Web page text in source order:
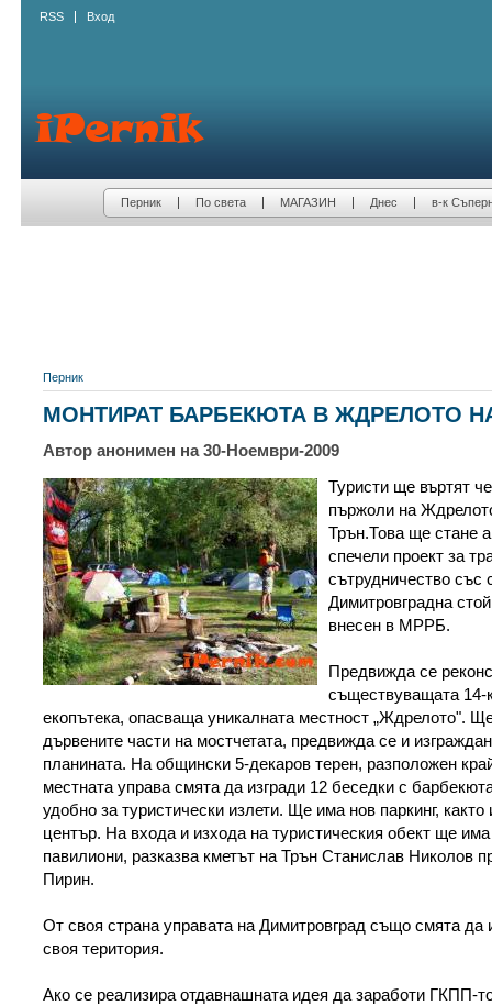
RSS Вход
Перник По света МАГАЗИН Днес в-к
Перник
МОНТИРАТ БАРБЕКЮТА В ЖДРЕЛОТО
Автор анонимен на 30-Ноември-2009
Туристи ще въртят
пържоли на
Трън.Това ще стане
спечели проект за
сътрудничество със
Димитровградна
внесен в МРРБ.
Предвижда се
съществуващата 14-
екопътека, опасваща уникалната местност „Ждрелото".
дървените части на мостчетата, предвижда се и
планината. На общински 5-декаров терен, разположен
местната управа смята да изгради 12 беседки с
удобно за туристически излети. Ще има нов паркинг,
център. На входа и изхода на туристическия обект ще
павилиони, разказва кметът на Трън Станислав Николов
Пирин.
От своя страна управата на Димитровград също смята да
своя територия.
Ако се реализира отдавнашната идея да заработи ГКПП-